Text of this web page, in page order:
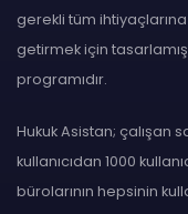
gerekli tüm
getirmek için
programıdır.
Hukuk Asistan; çalışan
kullanıcıdan 1000
bürolarının hepsinin